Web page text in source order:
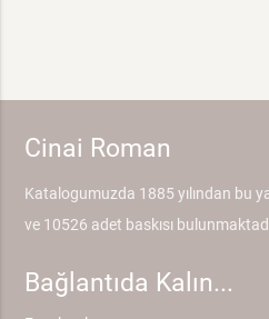
Cinai Roman
Katalogumuzda 1885 yılından bu
ve 10526 adet baskısı
Bağlantıda Kalın...